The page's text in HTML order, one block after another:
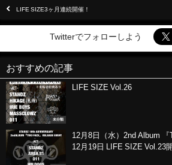
LIFE SIZE3ヶ月連続開催！
Twitterでフォローしよう
おすすめの記事
未分類
LIFE SIZE Vol.26
12月8日（水）2nd Album
12月19日 LIFE SIZE Vol.23